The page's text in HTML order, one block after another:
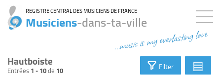
REGISTRE CENTRAL DES MUSICIENS DE FRANCE
Musiciens-dans-ta-ville
...music is my everlasting love
Hautboiste
Entrées1 - 10de 10 Filter ▤